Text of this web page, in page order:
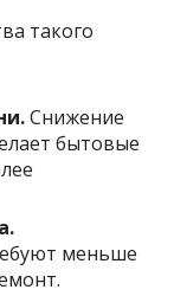
такого
Снижение
бытовые
меньше